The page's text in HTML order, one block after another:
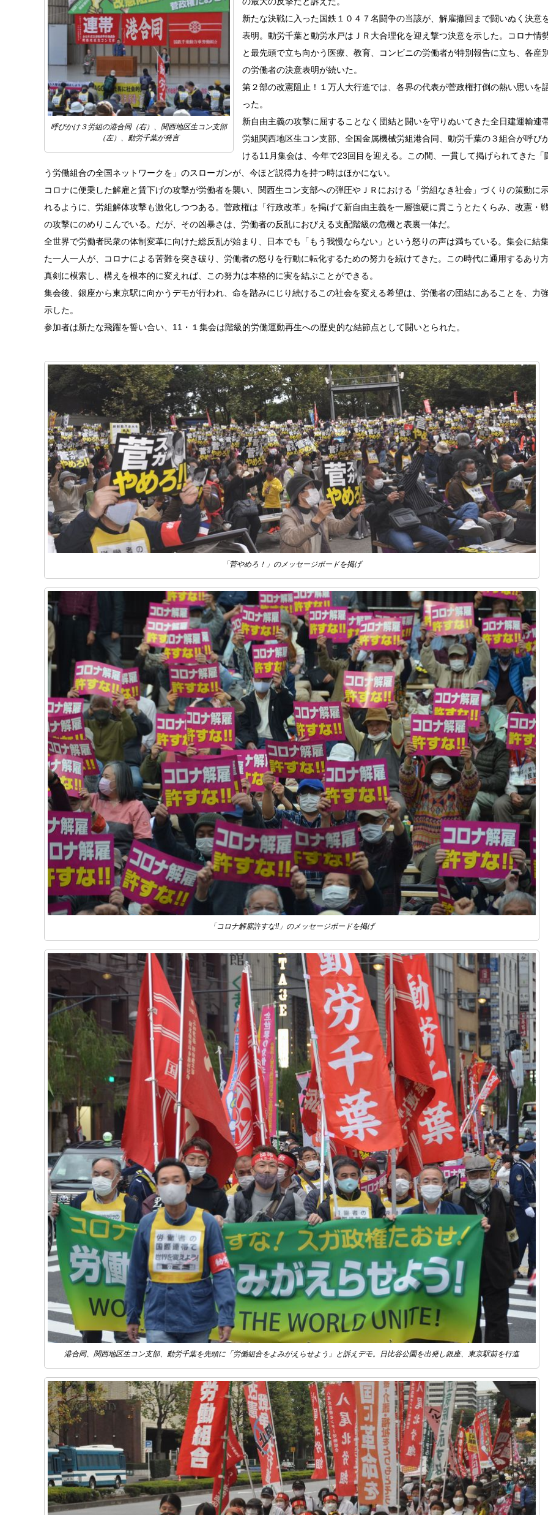
呼びかけ３労組の港合同（右）、関西地区生コン支部
（左）、動労千葉が発言
新たな決戦に入った国鉄１０４７名闘争の当該が、解雇撤回まで闘いぬく決意
表明。動労千葉と動労水戸はＪＲ大合理化を迎え撃つ決意を示した。コロナ情
と最先頭で立ち向かう医療、教育、コンビニの労働者が特別報告に立ち、各産別
の労働者の決意表明が続いた。
第２部の改憲阻止！１万人大行進では、各界の代表が菅政権打倒の熱い思いを
った。
新自由主義の攻撃に屈することなく団結と闘いを守りぬいてきた全日建運輸連
労組関西地区生コン支部、全国金属機械労組港合同、動労千葉の３組合が呼び
ける11月集会は、今年で23回目を迎える。この間、一貫して掲げられてきた「
う労働組合の全国ネットワークを」のスローガンが、今ほど説得力を持つ時はほかにない。
コロナに便乗した解雇と賃下げの攻撃が労働者を襲い、関西生コン支部への弾圧やＪＲにおける「労組なき社会」づくりの策動に
れるように、労組解体攻撃も激化しつつある。菅政権は「行政改革」を掲げて新自由主義を一層強硬に貫こうとたくらみ、改憲・
の攻撃にのめりこんでいる。だが、その凶暴さは、労働者の反乱におびえる支配階級の危機と表裏一体だ。
全世界で労働者民衆の体制変革に向けた総反乱が始まり、日本でも「もう我慢ならない」という怒りの声は満ちている。集会に結
た一人一人が、コロナによる苦難を突き破り、労働者の怒りを行動に転化するための努力を続けてきた。この時代に通用するあり
真剣に模索し、構えを根本的に変えれば、この努力は本格的に実を結ぶことができる。
集会後、銀座から東京駅に向かうデモが行われ、命を踏みにじり続けるこの社会を変える希望は、労働者の団結にあることを、力強
示した。
参加者は新たな飛躍を誓い合い、11・１集会は階級的労働運動再生への歴史的な結節点として闘いとられた。
「菅やめろ！」のメッセージボードを掲げ
「コロナ解雇許すな!!」のメッセージボードを掲げ
港合同、関西地区生コン支部、動労千葉を先頭に「労働組合をよみがえらせよう」と訴えデモ。日比谷公園を出発し銀座、東京駅前を行進